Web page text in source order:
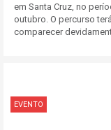
em Santa Cruz, no
outubro. O percurso
comparecer
EVENTO